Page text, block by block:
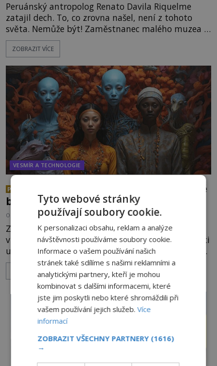
Peruánský antropolog Renato Davila Riquelme
zatajil dech. To, co zrovna našel, není z tohoto
světa. Nemůže být! Zaměstnanec malého muzea v
peruánském městečku Andahuaylillas nedaleko
legendárního Cuzca pomalu sestupuje z posvátné
Právě nalezl ostatky dvou mimozemšťanů! Vědci
nad nálezem kroutí hlavou. Už na
ZOBRAZIT VÍCE
VESMÍR A TECHNOLOGIE
PREMIUM
Jsme mimozemšťané my z daleké
budoucnosti?
OD KAROLÍNA TRNKOVÁ 25.6.2026 3.7TIS
Základní otázka, která se kolem fenoménu UFO
vznáší, zní: Co jsou zač? Letouny testované v rámci
utajovaných vládních experimentů? Mimozemské
vesmírné lodě plnící na Zemi nám neznámý úkol?
Skokani mezi dimenzemi, putující po mostech
skrze reality do paralelních světů? O všech těchto
možnostech již desítky let vzrušeně diskutují
vědci, ufologo
ZOBRAZIT VÍCE
Tyto webové stránky
používají soubory cookie.
K personalizaci obsahu, reklam a analýze
návštěvnosti používáme soubory cookie.
Informace o vašem používání našich
stránek také sdílíme s našimi reklamními a
analytickými partnery, kteří je mohou
kombinovat s dalšími informacemi, které
jste jim poskytli nebo které shromáždili při
vašem používání jejich služeb.Více
informací
ZOBRAZIT VŠECHNY PARTNERY (1616)
→